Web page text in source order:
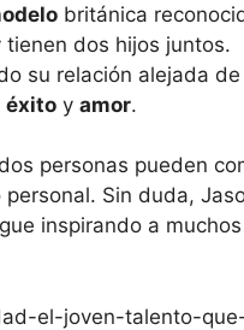
británica
dos hijos juntos.
su relación alejada de
éxito y amor.
personas pueden
Sin duda,
inspirando a
el-joven-talento-